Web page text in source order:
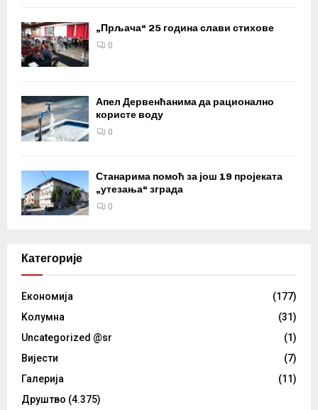
„Прљача“ 25 година слави стихове
0
Апел Дервенћанима да рационално
користе воду
0
Станарима помоћ за још 19 пројеката
„утезања“ зграда
0
Категорије
Eкономија
(177)
Kолумнa
(31)
Uncategorized @sr
(1)
Вијести
(7)
Галерија
(11)
Друштво (4.375)